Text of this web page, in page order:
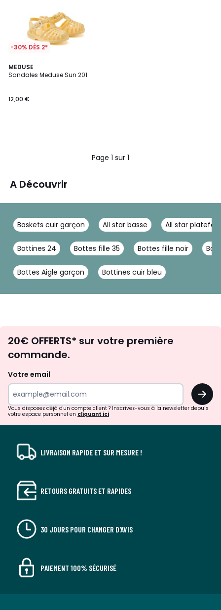
-30% DÈS 2*
MEDUSE
Sandales Meduse Sun 201
12,00 €
Page 1 sur 1
A Découvrir
Baskets cuir garçon All star basse All star
Bottines 24 Bottes fille 35 Bottes fille noir
Bottes Aigle garçon Bottines cuir bleu
d'inspirations
surprises?
20€ OFFERTS* sur votre première
commande.
Votre email
OK
Vous disposez déjà d'un compte client ? Inscrivez-vous à la newsletter depuis
votre espace personnel en cliquant ici
LIVRAISON RAPIDE ET SUR MESURE !
RETOURS GRATUITS ET RAPIDES
30 JOURS POUR CHANGER D'AVIS
PAIEMENT 100% SÉCURISÉ